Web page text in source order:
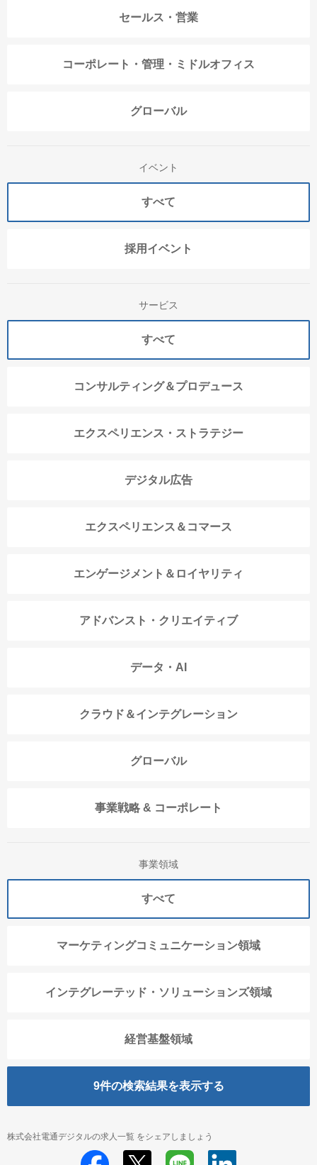
セールス・営業
コーポレート・管理・ミドルオフィス
グローバル
イベント
すべて
採用イベント
サービス
すべて
コンサルティング＆プロデュース
エクスペリエンス・ストラテジー
デジタル広告
エクスペリエンス＆コマース
エンゲージメント＆ロイヤリティ
アドバンスト・クリエイティブ
データ・AI
クラウド＆インテグレーション
グローバル
事業戦略 & コーポレート
事業領域
すべて
マーケティングコミュニケーション領域
インテグレーテッド・ソリューションズ領域
経営基盤領域
9件の検索結果を表示する
株式会社電通デジタルの求人一覧 をシェアしましょう